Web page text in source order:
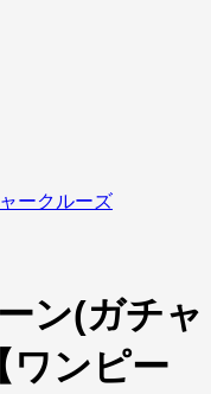
ークルーズ
ン(ガチャ
ワンピー